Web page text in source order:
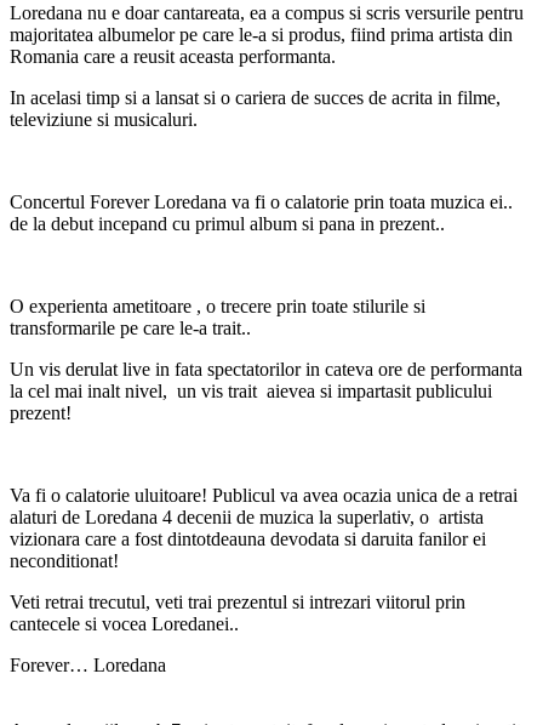
Loredana nu e doar cantareata, ea a compus si scris versurile pentru
majoritatea albumelor pe care le-a si produs, fiind prima artista din
Romania care a reusit aceasta performanta.
In acelasi timp si a lansat si o cariera de succes de acrita in filme,
televiziune si musicaluri.
Concertul Forever Loredana va fi o calatorie prin toata muzica ei..
de la debut incepand cu primul album si pana in prezent..
O experienta ametitoare , o trecere prin toate stilurile si
transformarile pe care le-a trait..
Un vis derulat live in fata spectatorilor in cateva ore de performanta
la cel mai inalt nivel, un vis trait aievea si impartasit publicului
prezent!
Va fi o calatorie uluitoare! Publicul va avea ocazia unica de a retrai
alaturi de Loredana 4 decenii de muzica la superlativ, o artista
vizionara care a fost dintotdeauna devodata si daruita fanilor ei
neconditionat!
Veti retrai trecutul, veti trai prezentul si intrezari viitorul prin
cantecele si vocea Loredanei..
Forever… Loredana